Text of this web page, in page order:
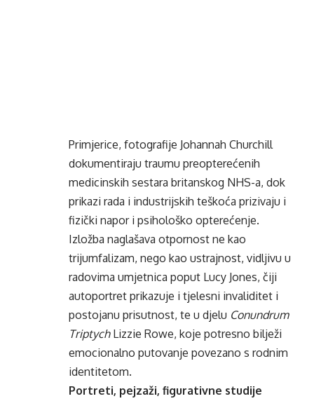
Primjerice, fotografije Johannah Churchill
dokumentiraju traumu preopterećenih
medicinskih sestara britanskog NHS-a, dok
prikazi rada i industrijskih teškoća prizivaju i
fizički napor i psihološko opterećenje.
Izložba naglašava otpornost ne kao
trijumfalizam, nego kao ustrajnost, vidljivu u
radovima umjetnica poput Lucy Jones, čiji
autoportret prikazuje i tjelesni invaliditet i
postojanu prisutnost, te u djelu Conundrum
TriptychLizzie Rowe, koje potresno bilježi
emocionalno putovanje povezano s rodnim
identitetom.
Portreti, pejzaži, figurativne studije